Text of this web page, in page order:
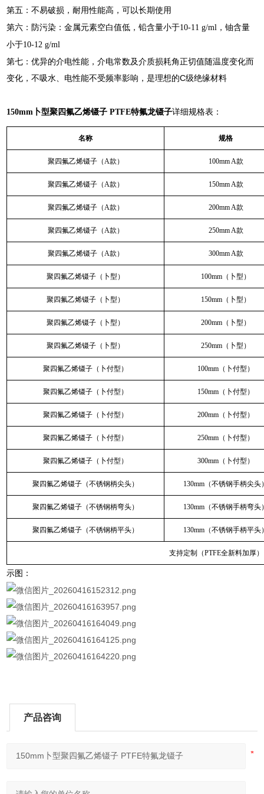
第五：不易破损，耐用性能高，可以长期使用
第六：防污染：金属元素空白值低，铅含量小于10-11 g/ml，铀含量
小于10-12 g/ml
第七：优异的介电性能，介电常数及介质损耗角正切值随温度变化而
变化，不吸水、电性能不受频率影响，是理想的C级绝缘材料
150mm卜型聚四氟乙烯镊子 PTFE特氟龙镊子详细规格表：
名称 规格
聚四氟乙烯镊子（A款） 100mm A款
聚四氟乙烯镊子（A款） 150mm A款
聚四氟乙烯镊子（A款） 200mm A款
聚四氟乙烯镊子（A款） 250mm A款
聚四氟乙烯镊子（A款） 300mm A款
聚四氟乙烯镊子（卜型） 100mm（卜型）
聚四氟乙烯镊子（卜型） 150mm（卜型）
聚四氟乙烯镊子（卜型） 200mm（卜型）
聚四氟乙烯镊子（卜型） 250mm（卜型）
聚四氟乙烯镊子（卜付型） 100mm（卜付型）
聚四氟乙烯镊子（卜付型） 150mm（卜付型）
聚四氟乙烯镊子（卜付型） 200mm（卜付型）
聚四氟乙烯镊子（卜付型） 250mm（卜付型）
聚四氟乙烯镊子（卜付型） 300mm（卜付型）
聚四氟乙烯镊子（不锈钢柄尖头） 130mm（不锈钢手柄尖头
聚四氟乙烯镊子（不锈钢柄弯头） 130mm（不锈钢手柄弯头
聚四氟乙烯镊子（不锈钢柄平头） 130mm（不锈钢手柄平头
支持定制（PTFE全新料加厚）
示图：
产品咨询